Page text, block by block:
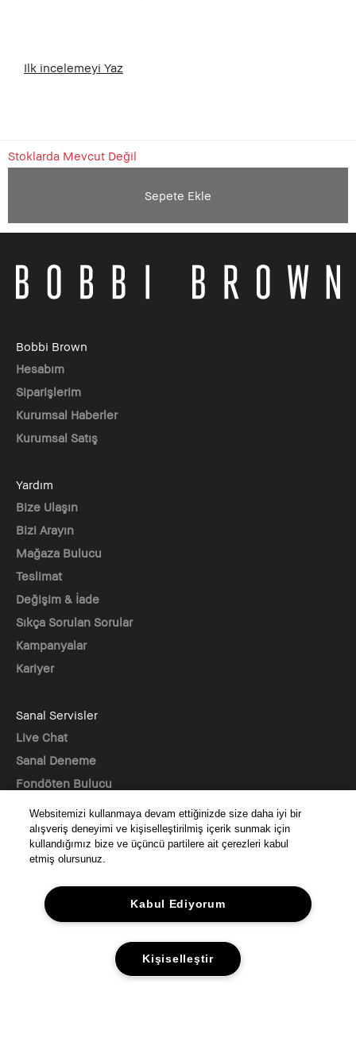
Ilk incelemeyi Yaz
Stoklarda Mevcut Değil
Sepete Ekle
Bobbi Brown
Hesabım
Siparişlerim
Kurumsal Haberler
Kurumsal Satış
Yardım
Bize Ulaşın
Bizi Arayın
Mağaza Bulucu
Teslimat
Değişim & İade
Sıkça Sorulan Sorular
Kampanyalar
Kariyer
Sanal Servisler
Live Chat
Sanal Deneme
Fondöten Bulucu
BİZİ TAKİP EDİN
© Bobbi Brown Kozmetik. Tüm hakları saklıdır.
KVKK AYDINLATMA METNİ
Websitemizi kullanmaya devam ettiğinizde size daha iyi bir
alışveriş deneyimi ve kişiselleştirilmiş içerik sunmak için
kullandığımız bize ve üçüncü partilere ait çerezleri kabul
etmiş olursunuz.
Kabul Ediyorum
Kişiselleştir